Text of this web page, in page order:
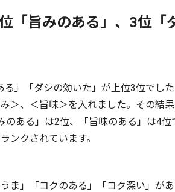
「旨みのある」、3位「
」「ダシの効いた」が上位3位でし
＞、＜旨味＞を入れました。その結
ある」は2位、「旨味のある」は4位
ンクされています。
ま」「コクのある」「コク深い」が